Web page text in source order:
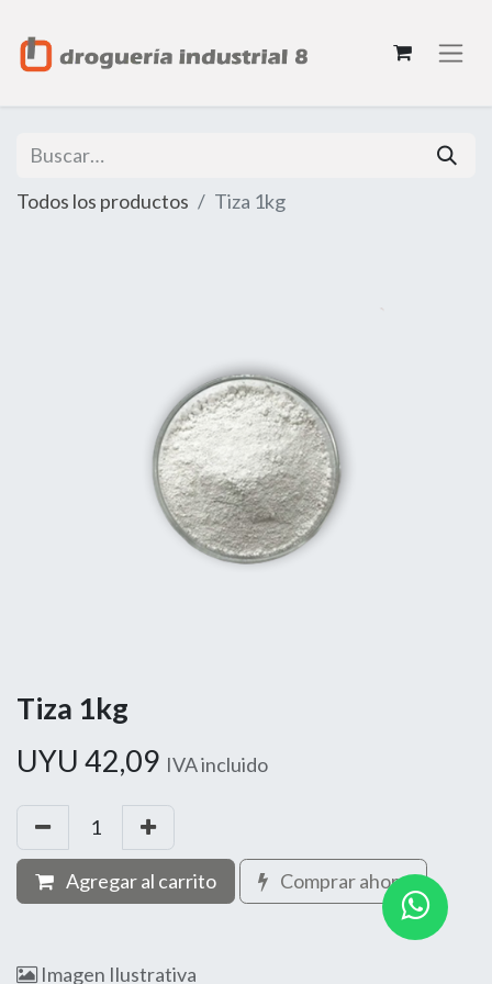
Todos los productos Tiza 1kg
Tiza 1kg
UYU 42,09 IVA incluido
Agregar al carrito Comprar ahora
Imagen Ilustrativa